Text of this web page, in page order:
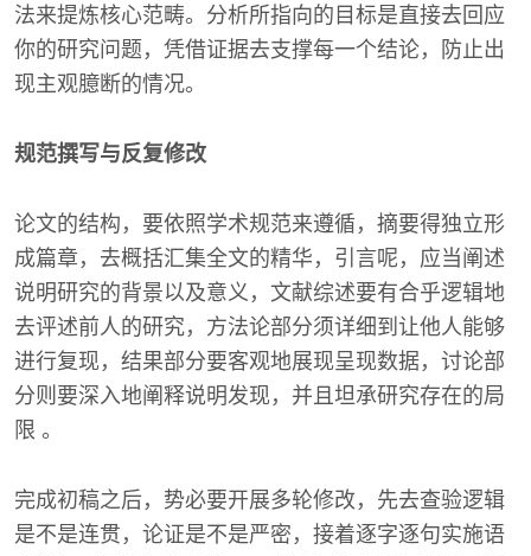
法来提炼核心范畴。分析所指向的目标是直接去回应
你的研究问题，凭借证据去支撑每一个结论，防止出
现主观臆断的情况。
规范撰写与反复修改
论文的结构，要依照学术规范来遵循，摘要得独立形
成篇章，去概括汇集全文的精华，引言呢，应当阐述
说明研究的背景以及意义，文献综述要有合乎逻辑地
去评述前人的研究，方法论部分须详细到让他人能够
进行复现，结果部分要客观地展现呈现数据，讨论部
分则要深入地阐释说明发现，并且坦承研究存在的局
限 。
完成初稿之后，势必要开展多轮修改，先去查验逻辑
是不是连贯，论证是不是严密，接着逐字逐句实施语